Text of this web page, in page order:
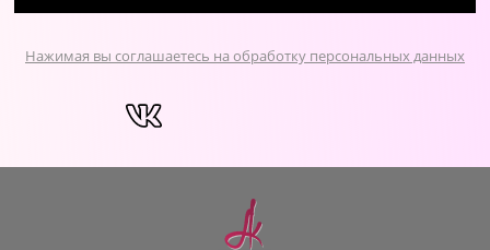
Нажимая вы соглашаетесь на обработку персональных данных